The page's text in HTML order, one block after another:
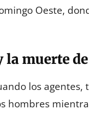
Oeste,
muerte
los
hombres